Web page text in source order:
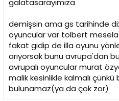
galatasarayımıza
demişsin ama gs tarihinde
oyuncular var tolbert mesela
fakat gidip de illa oyunu
arıyorsak bunu avrupa'dan
avrupalı oyuncular murat
malik kesinlikle kalmalı
bulunamaz(ya da çok zor)